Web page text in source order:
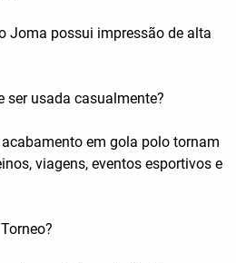
Joma possui impressão de alta
ser usada casualmente?
em gola polo tornam
viagens, eventos esportivos e